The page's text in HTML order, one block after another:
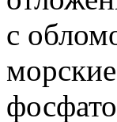
с